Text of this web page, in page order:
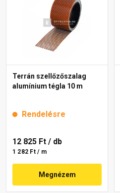
Terrán szellőzőszalag
alumínium tégla 10 m
Rendelésre
12 825 Ft / db
1 282 Ft / m
Megnézem